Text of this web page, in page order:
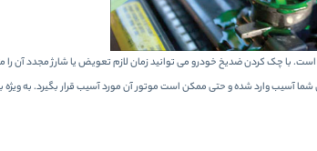
چک کردن ضدیخ خودرو می توانید زمان لازم تعویض یا شارژ مجدد آن را
وارد شده و حتی ممکن است موتور آن مورد آسیب قرار بگیرد. به ویژه